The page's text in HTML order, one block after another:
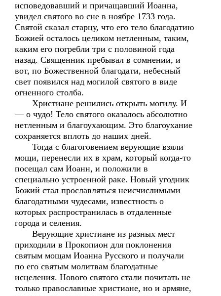
исповедовавший и причащавший Иоанна,
увидел святого во сне в ноябре 1733 года.
Святой сказал старцу, что его тело благодатию
Божией осталось целиком нетленным, таким,
каким его погребли три с половиной года
назад. Священник пребывал в сомнении, и
вот, по Божественной благодати, небесный
свет появился над могилой святого в виде
огненного столба.
Христиане решились открыть могилу. И
— о чудо! Тело святого оказалось абсолютно
нетленным и благоухающим. Это благоухание
сохраняется вплоть до наших дней.
Тогда с благоговением верующие взяли
мощи, перенесли их в храм, который когда-то
посещал сам Иоанн, и положили в
специально устроенной раке. Новый угодник
Божий стал прославляться неисчислимыми
благодатными чудесами, известность о
которых распространилась в отдаленные
города и селения.
Верующие христиане из разных мест
приходили в Прокопион для поклонения
святым мощам Иоанна Русского и получали
по его святым молитвам благодатные
исцеления. Нового святого стали почитать не
только православные христиане, но и армяне,